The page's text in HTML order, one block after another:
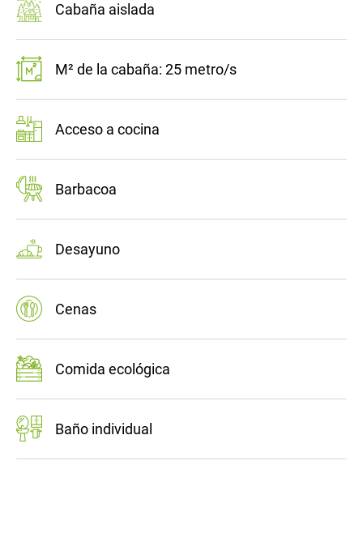
Cabaña aislada
M² de la cabaña: 25 metro/s
Acceso a cocina
Barbacoa
Desayuno
Cenas
Comida ecológica
Baño individual